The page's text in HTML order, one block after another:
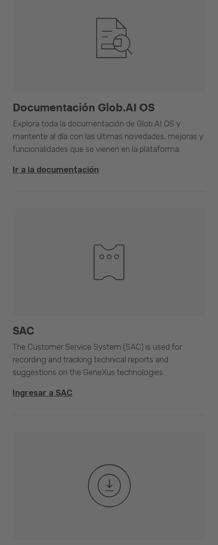
Documentación Glob.AI OS
Explora toda la documentación de Glob.AI OS y
mantente al día con las últimas novedades, mejoras y
funcionalidades que se vienen en la plataforma.
Ir a la documentación
SAC
The Customer Service System (SAC) is used for
recording and tracking technical reports and
suggestions on the GeneXus technologies.
Ingresar a SAC